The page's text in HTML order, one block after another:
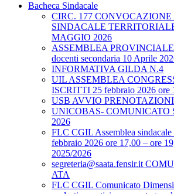
Bacheca Sindacale
CIRC. 177 CONVOCAZIONE
SINDACALE
MAGGIO 2026
ASSEMBLEA
docenti secondaria 10 Aprile
INFORMATIVA GILDA N.4
UIL ASSEMBLEA
ISCRITTI 25 febbraio 2026 ore
USB AVVIO
UNICOBAS- COMUNICATO
2026
FLC CGIL Assemblea
febbraio 2026 ore 17,00 – ore
2025/2026
segreteria@saata.fensir.it
ATA
FLC CGIL Comunicato